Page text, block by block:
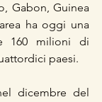
Gabon, Guinea
ha oggi una
160 milioni di
paesi.
dicembre del